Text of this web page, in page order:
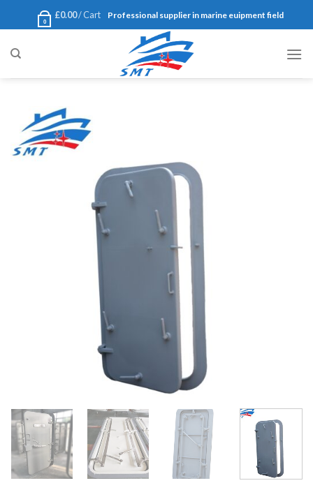
Professional supplier in marine euipment field
Cart /
£0.00
0